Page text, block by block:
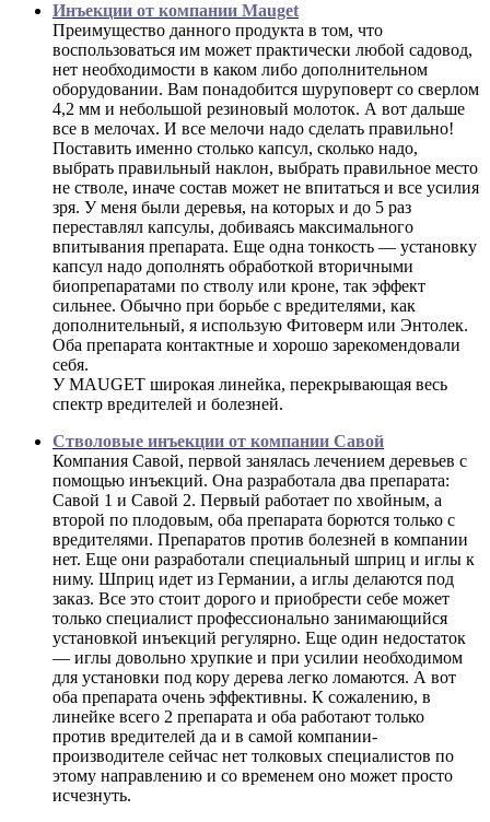
Инъекции от компании Mauget
Преимущество данного продукта в том, что
воспользоваться им может практически любой садовод,
нет необходимости в каком либо дополнительном
оборудовании. Вам понадобится шуруповерт со сверлом
4,2 мм и небольшой резиновый молоток. А вот дальше
все в мелочах. И все мелочи надо сделать правильно!
Поставить именно столько капсул, сколько надо,
выбрать правильный наклон, выбрать правильное место
не стволе, иначе состав может не впитаться и все усилия
зря. У меня были деревья, на которых и до 5 раз
переставлял капсулы, добиваясь максимального
впитывания препарата. Еще одна тонкость — установку
капсул надо дополнять обработкой вторичными
биопрепаратами по стволу или кроне, так эффект
сильнее. Обычно при борьбе с вредителями, как
дополнительный, я использую Фитоверм или Энтолек.
Оба препарата контактные и хорошо зарекомендовали
себя.
У MAUGET широкая линейка, перекрывающая весь
спектр вредителей и болезней.
Стволовые инъекции от компании Савой
Компания Савой, первой занялась лечением деревьев с
помощью инъекций. Она разработала два препарата:
Савой 1 и Савой 2. Первый работает по хвойным, а
второй по плодовым, оба препарата борются только с
вредителями. Препаратов против болезней в компании
нет. Еще они разработали специальный шприц и иглы к
ниму. Шприц идет из Германии, а иглы делаются под
заказ. Все это стоит дорого и приобрести себе может
только специалист профессионально занимающийся
установкой инъекций регулярно. Еще один недостаток
— иглы довольно хрупкие и при усилии необходимом
для установки под кору дерева легко ломаются. А вот
оба препарата очень эффективны. К сожалению, в
линейке всего 2 препарата и оба работают только
против вредителей да и в самой компании-
производителе сейчас нет толковых специалистов по
этому направлению и со временем оно может просто
исчезнуть.